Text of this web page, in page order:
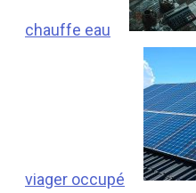
chauffe eau
viager occupé